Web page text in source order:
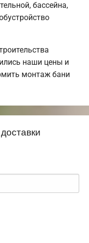
бассейна,
наши цены и
монтаж бани